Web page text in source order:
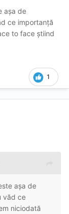
așa de
ce importanță
to face știind
1
așa de
văd ce
niciodată